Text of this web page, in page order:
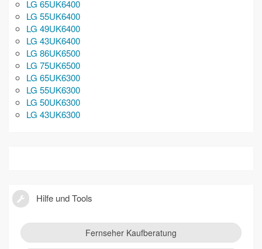
LG 65UK6400
LG 55UK6400
LG 49UK6400
LG 43UK6400
LG 86UK6500
LG 75UK6500
LG 65UK6300
LG 55UK6300
LG 50UK6300
LG 43UK6300
Hilfe und Tools
Fernseher Kaufberatung